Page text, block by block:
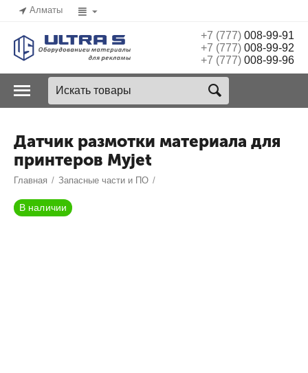
Алматы
+7 (777)008-99-91
+7 (777)008-99-92
+7 (777)008-99-96
Датчик размотки материала для
принтеров Myjet
Главная / Запасные части и ПО /
В наличии